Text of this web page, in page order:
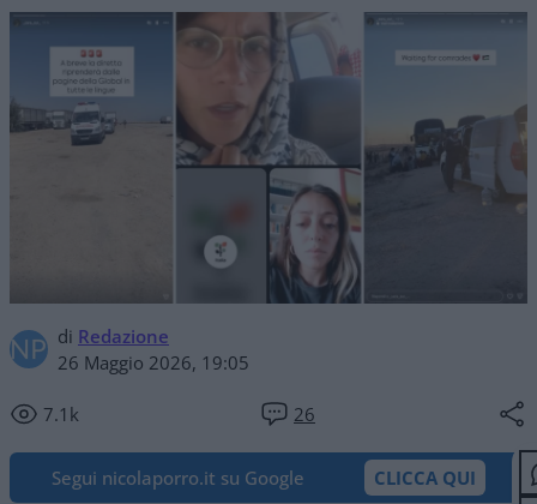
di Redazione
26 Maggio 2026, 19:05
7.1k 26
Segui nicolaporro.it su Google CLICCA QUI